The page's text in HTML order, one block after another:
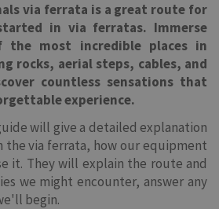
via ferrata is a great route for
in via ferratas. Immerse
most incredible places in
rocks, aerial steps, cables, and
countless sensations that
experience.
will give a detailed explanation
the via ferrata, how our equipment
it. They will explain the route and
we might encounter, answer any
begin.